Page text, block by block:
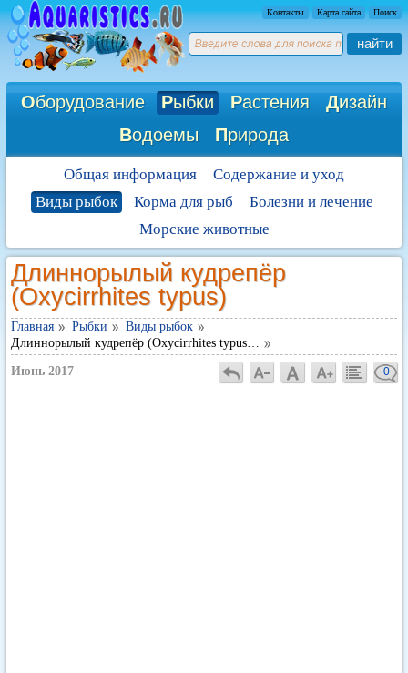
Контакты Карта сайта Поиск
найти
Оборудование Рыбки Растения Дизайн
Водоемы Природа
Общая информация
Содержание и уход
Виды рыбок
Корма для рыб
Болезни и лечение
Морские животные
Длиннорылый кудрепёр
(Oxycirrhites typus)
Главная Рыбки
Виды рыбок
Длиннорылый кудрепёр (Oxycirrhites typus…
Июнь 2017 0